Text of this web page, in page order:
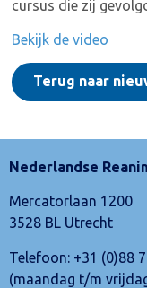
cursus die zij
Bekijk de video
Terug naar
Nederlandse
Mercatorlaan 1200
3528 BL Utrecht
Telefoon: +31 (0)88
(maandag t/m